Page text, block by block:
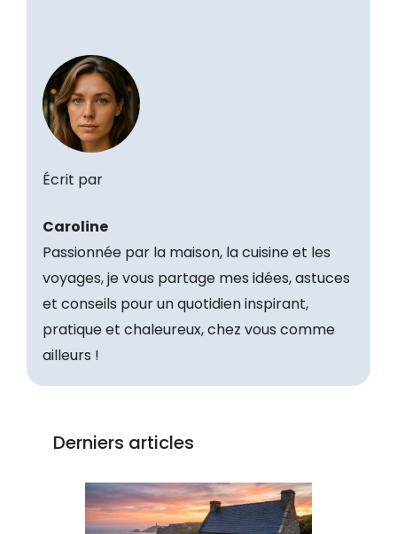
Écrit par
Caroline
Passionnée par la maison, la cuisine et les
voyages, je vous partage mes idées, astuces
et conseils pour un quotidien inspirant,
pratique et chaleureux, chez vous comme
ailleurs !
Derniers articles